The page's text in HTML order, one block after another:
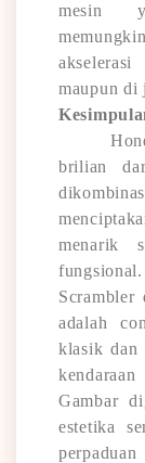
mesin
maupun di
brilian
menarik
adalah
klasik dan
Gambar
estetika